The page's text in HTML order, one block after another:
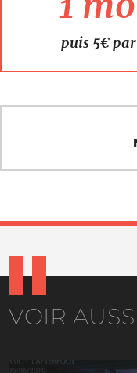
puis 5€
VOIR